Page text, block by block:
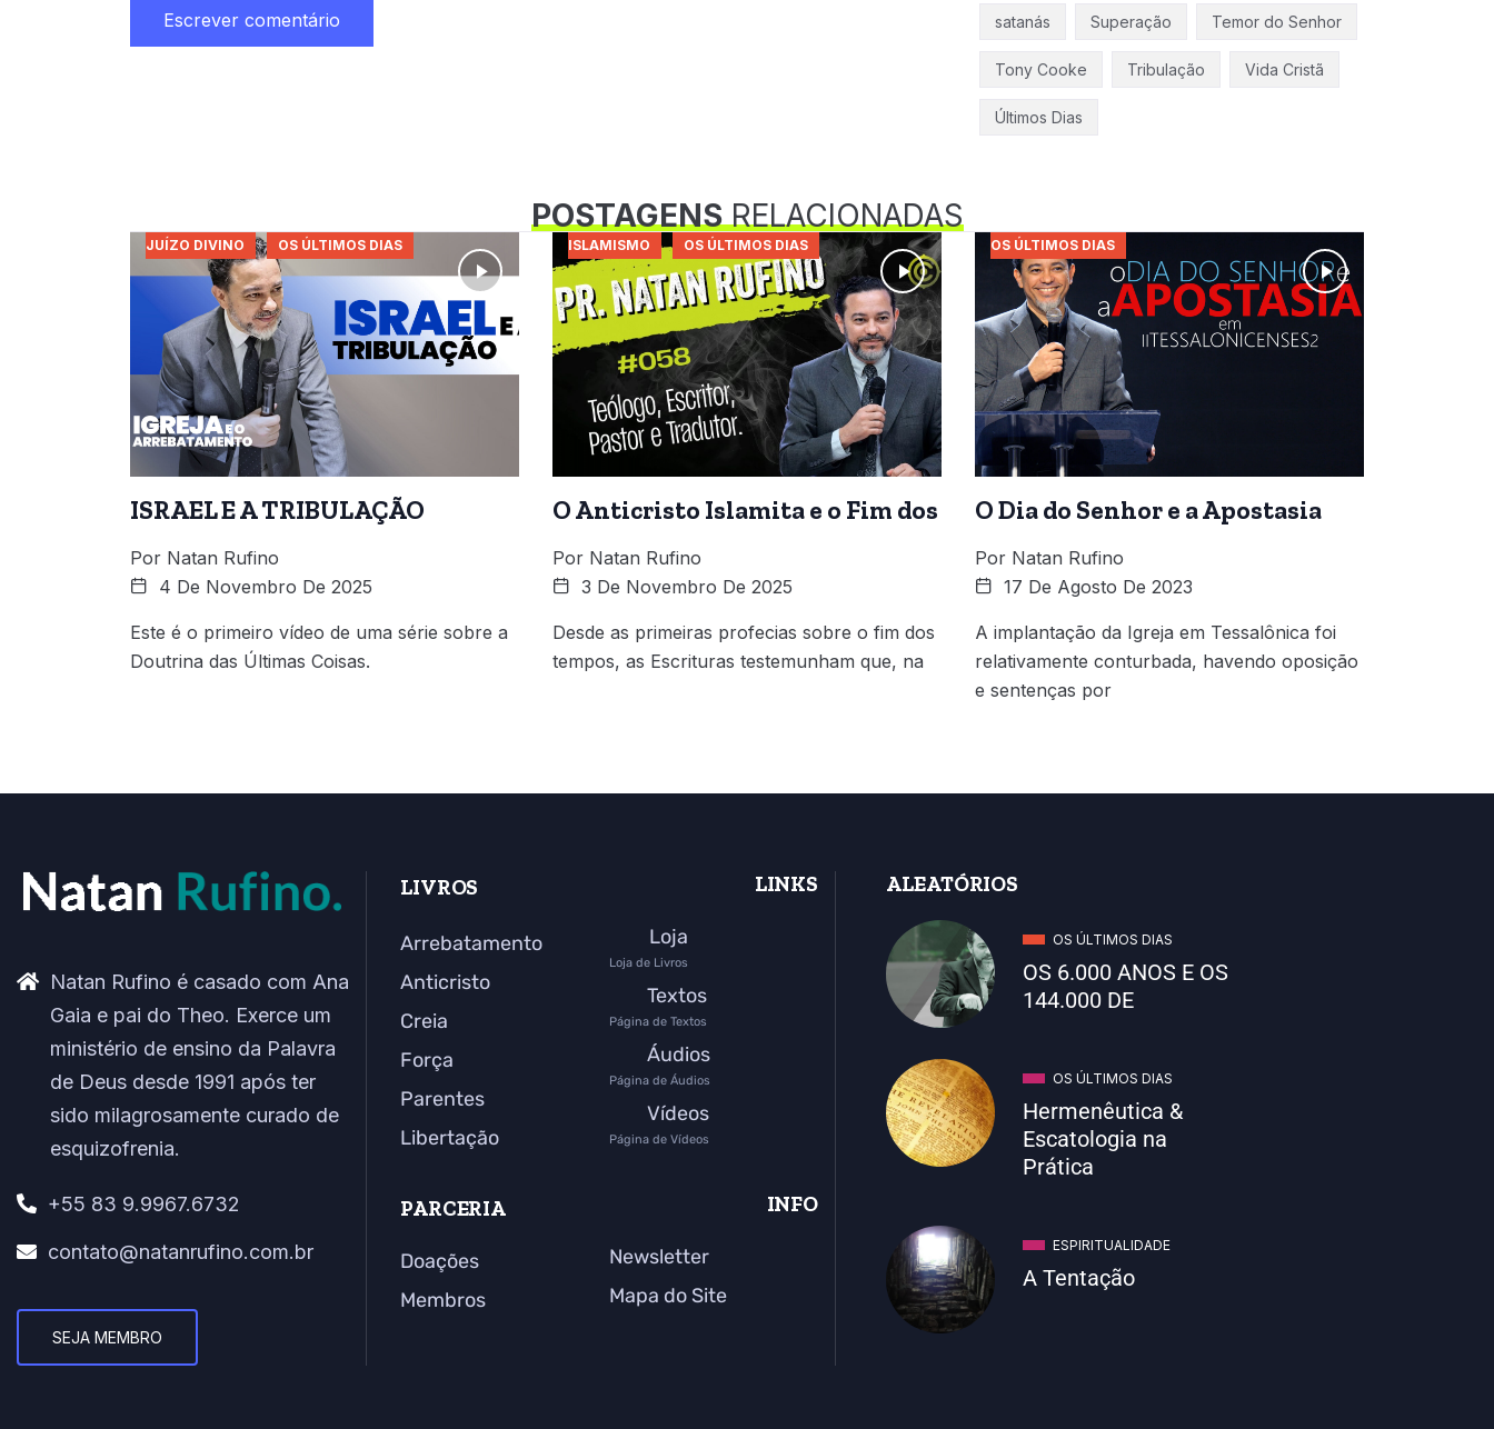
satanás Superação Temor do Senhor
Tony Cooke Tribulação Vida Cristã
Últimos Dias
POSTAGENSRELACIONADAS
JUÍZO DIVINO OS ÚLTIMOS DIAS
ISRAEL E A TRIBULAÇÃO
Por Natan Rufino
4 De Novembro De 2025
Este é o primeiro vídeo de uma série sobre a
Doutrina das Últimas Coisas.
ISLAMISMO OS ÚLTIMOS DIAS
O Anticristo Islamita e o Fim dos
Por Natan Rufino
3 De Novembro De 2025
Desde as primeiras profecias sobre o fim dos
tempos, as Escrituras testemunham que, na
OS ÚLTIMOS DIAS
O Dia do Senhor e a Apostasia
Por Natan Rufino
17 De Agosto De 2023
A implantação da Igreja em Tessalônica foi
relativamente conturbada, havendo oposição
e sentenças por
Natan Rufino é casado com Ana
Gaia e pai do Theo. Exerce um
ministério de ensino da Palavra
de Deus desde 1991 após ter
sido milagrosamente curado de
esquizofrenia.
+55 83 9.9967.6732
contato@natanrufino.com.br
SEJA MEMBRO
LIVROS
Arrebatamento
Anticristo
Creia
Força
Parentes
Libertação
PARCERIA
Doações
Membros
LINKS
Loja
Loja de Livros
Textos
Página de Textos
Áudios
Página de Áudios
Vídeos
Página de Vídeos
INFO
Newsletter
Mapa do Site
ALEATÓRIOS
OS ÚLTIMOS DIAS
OS 6.000 ANOS E OS
144.000 DE
OS ÚLTIMOS DIAS
Hermenêutica &
Escatologia na
Prática
ESPIRITUALIDADE
A Tentação